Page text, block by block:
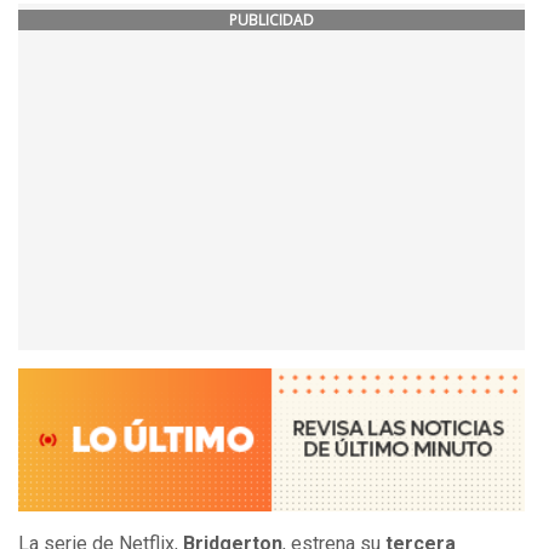
PUBLICIDAD
La serie de Netflix, Bridgerton, estrena su tercera